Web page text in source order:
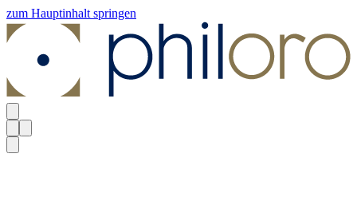
zum Hauptinhalt springen